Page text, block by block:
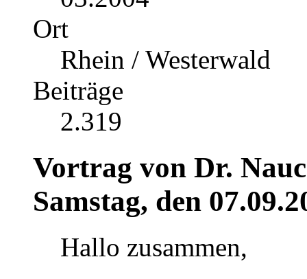
Ort
Rhein / Westerwald
Beiträge
2.319
Vortrag von Dr.
Samstag, den
Hallo zusammen,